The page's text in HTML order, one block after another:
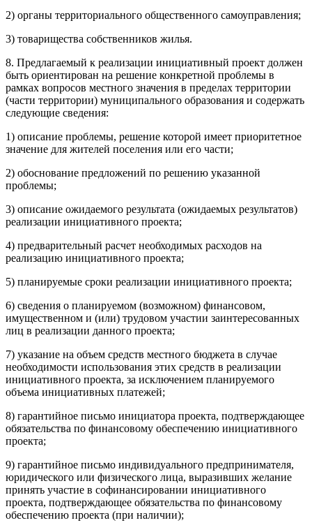
2) органы территориального общественного самоуправления;
3) товарищества собственников жилья.
8. Предлагаемый к реализации инициативный проект должен
быть ориентирован на решение конкретной проблемы в
рамках вопросов местного значения в пределах территории
(части территории) муниципального образования и содержать
следующие сведения:
1) описание проблемы, решение которой имеет приоритетное
значение для жителей поселения или его части;
2) обоснование предложений по решению указанной
проблемы;
3) описание ожидаемого результата (ожидаемых результатов)
реализации инициативного проекта;
4) предварительный расчет необходимых расходов на
реализацию инициативного проекта;
5) планируемые сроки реализации инициативного проекта;
6) сведения о планируемом (возможном) финансовом,
имущественном и (или) трудовом участии заинтересованных
лиц в реализации данного проекта;
7) указание на объем средств местного бюджета в случае
необходимости использования этих средств в реализации
инициативного проекта, за исключением планируемого
объема инициативных платежей;
8) гарантийное письмо инициатора проекта, подтверждающее
обязательства по финансовому обеспечению инициативного
проекта;
9) гарантийное письмо индивидуального предпринимателя,
юридического или физического лица, выразивших желание
принять участие в софинансировании инициативного
проекта, подтверждающее обязательства по финансовому
обеспечению проекта (при наличии);